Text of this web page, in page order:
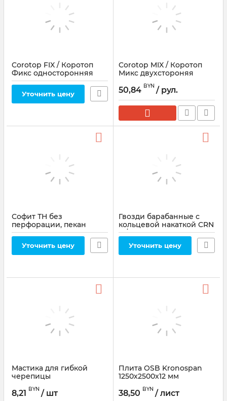
Corotop FIX / Коротоп
Фикс односторонняя
клейкая лента для
(60мм*25м)
Уточнить цену
Corotop MIX / Коротоп
Микс двухстороняя
пароизоляции
50,84 BYN / рул.
Софит ТН без
перфорации, пекан
Артикул:697194
Уточнить цену
Гвозди барабанные с
кольцевой накаткой CRN
31/32 BKRI cnk, шт
Уточнить цену
Мастика для гибкой
черепицы
8,21 BYN / шт
Плита OSB Kronospan
1250х2500x12 мм
38,50 BYN / лист